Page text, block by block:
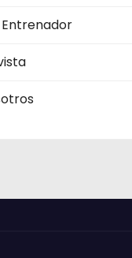
Entrenador